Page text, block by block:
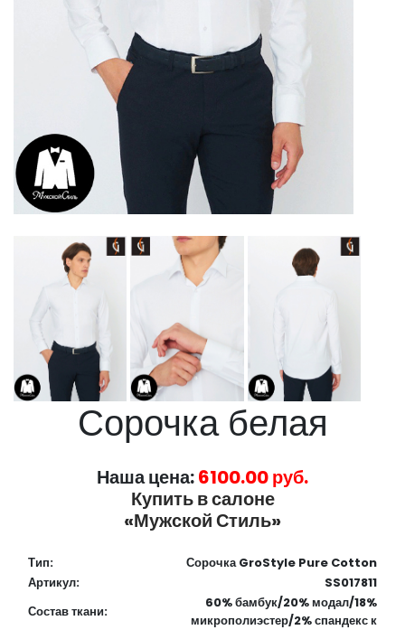
Сорочка белая
Наша цена:6100.00 руб.
Купить в салоне
«Мужской Стиль»
Тип:
Сорочка GroStyle Pure Cotton
Артикул:
SS017811
Состав ткани:
60% бамбук/20% модал/18%
микрополиэстер/2% спандекс к